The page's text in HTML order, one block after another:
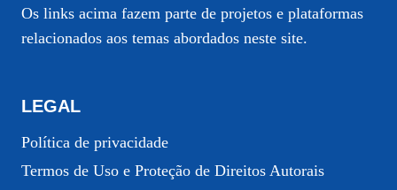
Os links acima fazem parte de projetos e plataformas
relacionados aos temas abordados neste site.
LEGAL
Política de privacidade
Termos de Uso e Proteção de Direitos Autorais